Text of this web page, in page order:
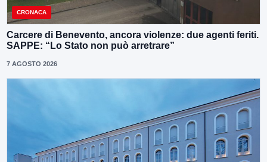
CRONACA
Carcere di Benevento, ancora violenze: due agenti feriti.
SAPPE: “Lo Stato non può arretrare”
7 AGOSTO 2026